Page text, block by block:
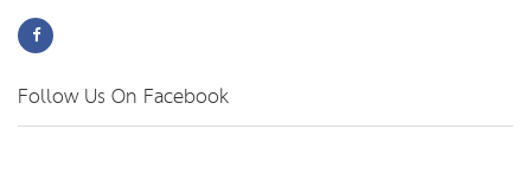
Follow Us On Facebook